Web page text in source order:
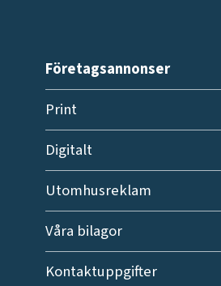
Företagsannonser
Print
Digitalt
Utomhusreklam
Våra bilagor
Kontaktuppgifter